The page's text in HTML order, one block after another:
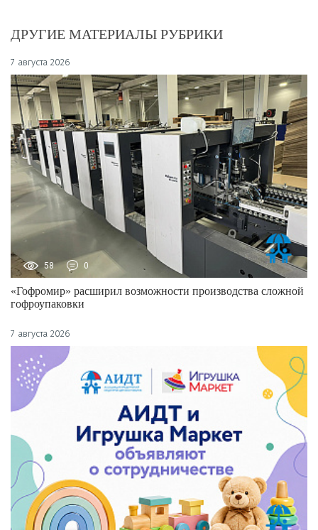
ДРУГИЕ МАТЕРИАЛЫ РУБРИКИ
7 августа 2026
58 0
«Гофромир» расширил возможности производства сложной
гофроупаковки
7 августа 2026